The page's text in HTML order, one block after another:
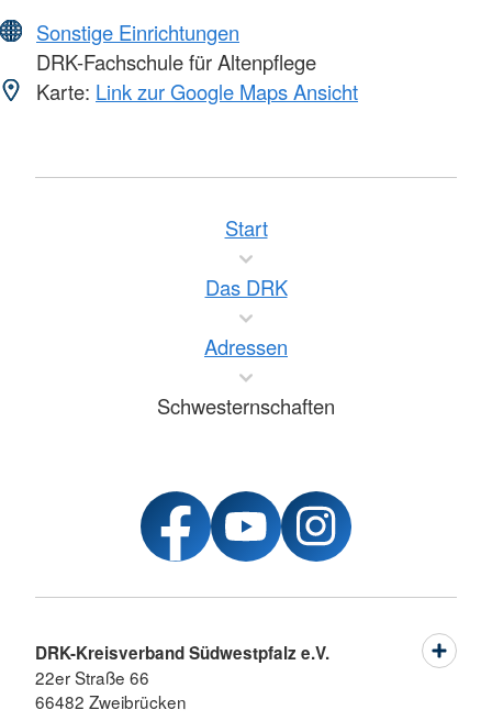
Sonstige Einrichtungen
DRK-Fachschule für Altenpflege
Karte: Link zur Google Maps Ansicht
Start
Das DRK
Adressen
Schwesternschaften
DRK-Kreisverband Südwestpfalz e.V.
22er Straße 66
66482 Zweibrücken